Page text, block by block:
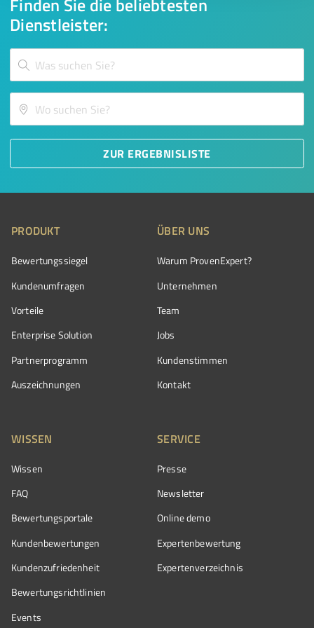
Finden Sie die beliebtesten
Dienstleister:
ZUR ERGEBNISLISTE
PRODUKT
Bewertungssiegel
Kundenumfragen
Vorteile
Enterprise Solution
Partnerprogramm
Auszeichnungen
ÜBER UNS
Warum ProvenExpert?
Unternehmen
Team
Jobs
Kundenstimmen
Kontakt
WISSEN
Wissen
FAQ
Bewertungsportale
Kundenbewertungen
Kundenzufriedenheit
Bewertungs­richtlinien
Events
SERVICE
Presse
Newsletter
Online demo
Expertenbewertung
Expertenverzeichnis